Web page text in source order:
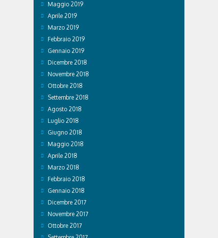
Maggio 2019
Aprile 2019
Marzo 2019
Febbraio 2019
Gennaio 2019
Dicembre 2018
Novembre 2018
Ottobre 2018
Settembre 2018
Agosto 2018
Luglio 2018
Giugno 2018
Maggio 2018
Aprile 2018
Marzo 2018
Febbraio 2018
Gennaio 2018
Dicembre 2017
Novembre 2017
Ottobre 2017